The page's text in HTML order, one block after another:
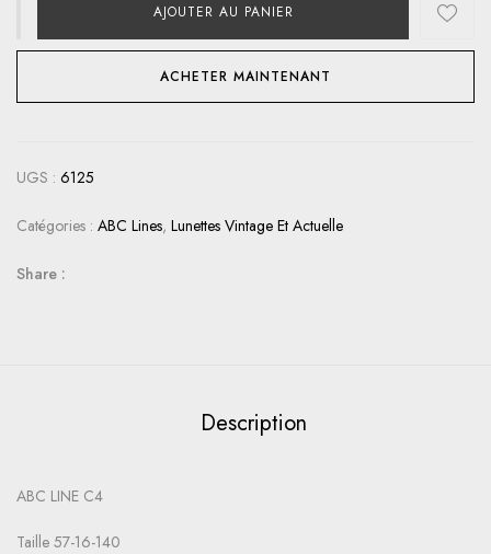
AJOUTER AU PANIER
ACHETER MAINTENANT
UGS : 6125
Catégories : ABC Lines, Lunettes Vintage Et Actuelle
Share :
Description
ABC LINE C4
Taille 57-16-140